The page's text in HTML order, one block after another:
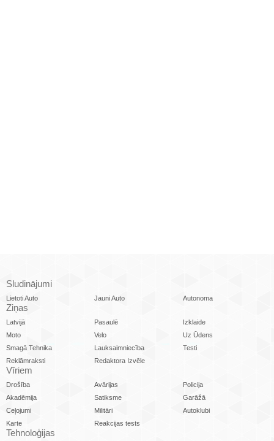
Sludinājumi
Lietoti Auto Jauni Auto Autonoma
Ziņas
Latvijā Pasaulē
Izklaide
Moto
Velo
Uz Ūdens
Smagā Tehnika
Lauksaimniecība
Testi
Reklāmraksti
Redaktora Izvēle
Vīriem
Drošība Avārijas
Policija
Akadēmija
Satiksme
Garāžā
Ceļojumi
Militāri
Autoklubi
Karte
Reakcijas tests
Tehnoloģijas